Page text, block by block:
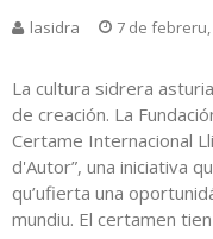
lasidra 7 de febreru,
La cultura sidrera
de creación. La
Certame Internacional
d'Autor”, una iniciativa
qu’ufierta una
mundiu. El certamen